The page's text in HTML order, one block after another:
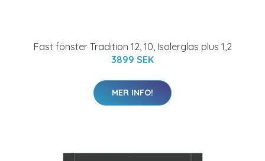
Fast fönster Tradition 12, 10, Isolerglas plus 1,2
3899 SEK
MER INFO!